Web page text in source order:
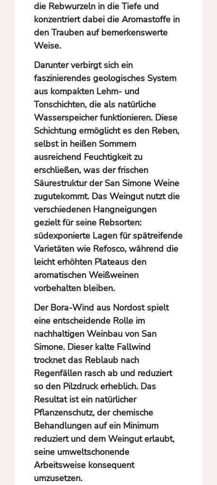
die Rebwurzeln in die Tiefe und
konzentriert dabei die Aromastoffe in
den Trauben auf bemerkenswerte
Weise.
Darunter verbirgt sich ein
faszinierendes geologisches System
aus kompakten Lehm- und
Tonschichten, die als natürliche
Wasserspeicher funktionieren. Diese
Schichtung ermöglicht es den Reben,
selbst in heißen Sommern
ausreichend Feuchtigkeit zu
erschließen, was der frischen
Säurestruktur der San Simone Weine
zugutekommt. Das Weingut nutzt die
verschiedenen Hangneigungen
gezielt für seine Rebsorten:
südexponierte Lagen für spätreifende
Varietäten wie Refosco, während die
leicht erhöhten Plateaus den
aromatischen Weißweinen
vorbehalten bleiben.
Der Bora-Wind aus Nordost spielt
eine entscheidende Rolle im
nachhaltigen Weinbau von San
Simone. Dieser kalte Fallwind
trocknet das Reblaub nach
Regenfällen rasch ab und reduziert
so den Pilzdruck erheblich. Das
Resultat ist ein natürlicher
Pflanzenschutz, der chemische
Behandlungen auf ein Minimum
reduziert und dem Weingut erlaubt,
seine umweltschonende
Arbeitsweise konsequent
umzusetzen.